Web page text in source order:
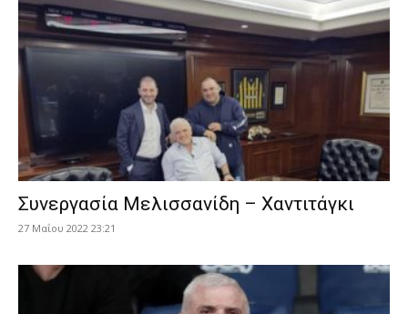
Συνεργασία Μελισσανίδη – Χαντιτάγκι
27 Μαΐου 2022 23:21